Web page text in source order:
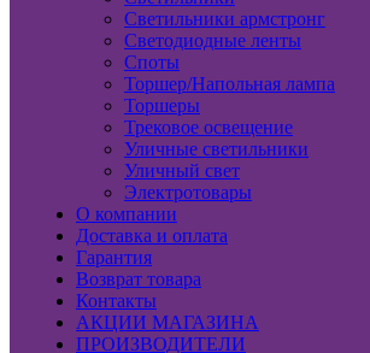
Светильники армстронг
Светодиодные ленты
Споты
Торшер/Напольная лампа
Торшеры
Трековое освещение
Уличные светильники
Уличный свет
Электротовары
О компании
Доставка и оплата
Гарантия
Возврат товара
Контакты
АКЦИИ МАГАЗИНА
ПРОИЗВОДИТЕЛИ